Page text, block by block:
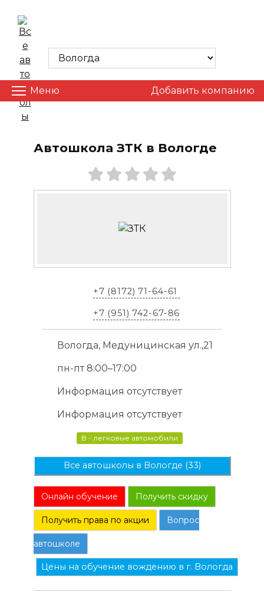
content
Меню Добавить компанию
Автошкола ЗТК в Вологде
+7 (8172) 71-64-61
+7 (951) 742-67-86
Вологда, Медуницинская ул.,21
пн-пт 8:00–17:00
Информация отсутствует
Информация отсутствует
B - легковые автомобили
Все автошколы в Вологде (33)
Онлайн обучение Получить скидку
Получить права по акции Вопрос
автошколе
Цены на обучение вождению в г. Вологда